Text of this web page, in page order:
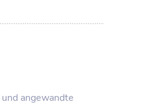
angewandte